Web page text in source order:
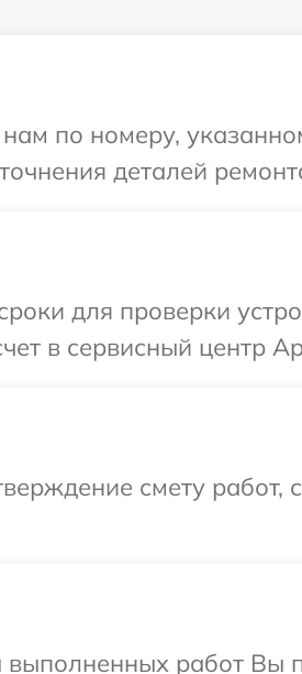
по номеру,
деталей
для проверки
в сервисный центр
смету работ,
выполненных работ Вы